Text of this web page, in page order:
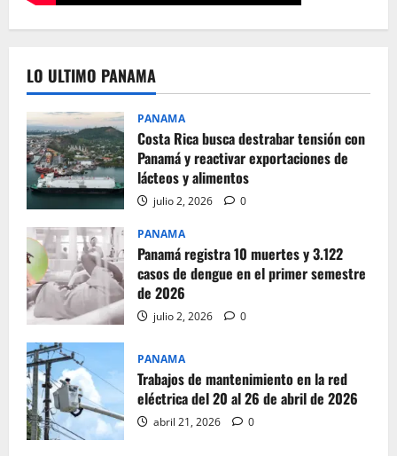
LO ULTIMO PANAMA
PANAMA
Costa Rica busca destrabar tensión con
Panamá y reactivar exportaciones de
lácteos y alimentos
julio 2, 2026 0
PANAMA
Panamá registra 10 muertes y 3.122
casos de dengue en el primer semestre
de 2026
julio 2, 2026 0
PANAMA
Trabajos de mantenimiento en la red
eléctrica del 20 al 26 de abril de 2026
abril 21, 2026 0